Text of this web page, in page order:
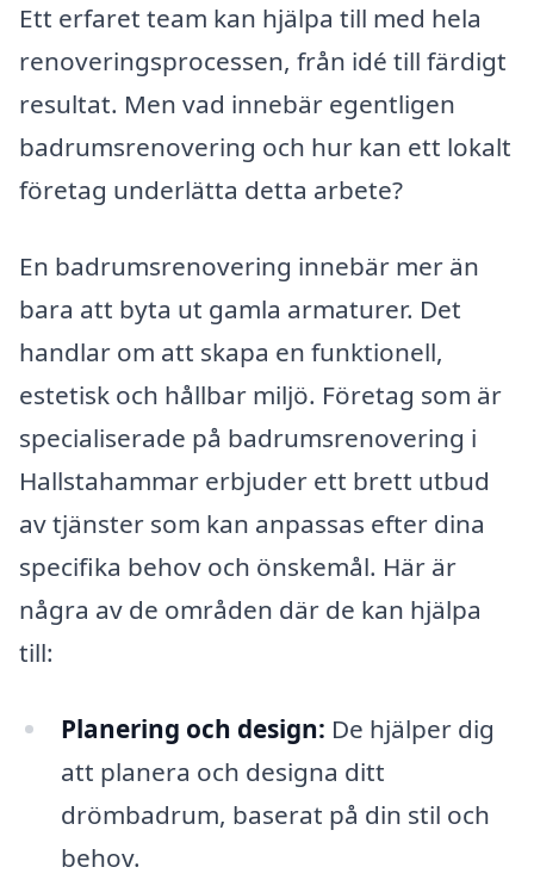
Ett erfaret team kan hjälpa till med hela
renoveringsprocessen, från idé till färdigt
resultat. Men vad innebär egentligen
badrumsrenovering och hur kan ett lokalt
företag underlätta detta arbete?
En badrumsrenovering innebär mer än
bara att byta ut gamla armaturer. Det
handlar om att skapa en funktionell,
estetisk och hållbar miljö. Företag som är
specialiserade på badrumsrenovering i
Hallstahammar erbjuder ett brett utbud
av tjänster som kan anpassas efter dina
specifika behov och önskemål. Här är
några av de områden där de kan hjälpa
till:
Planering och design: De hjälper dig
att planera och designa ditt
drömbadrum, baserat på din stil och
behov.